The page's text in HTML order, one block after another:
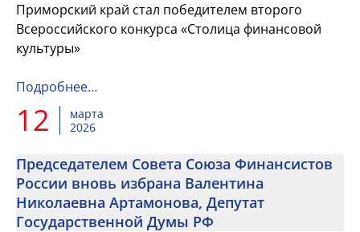
Приморский край стал победителем второго
Всероссийского конкурса «Столица финансовой
культуры»
Подробнее…
12
марта
2026
Председателем Совета Союза Финансистов
России вновь избрана Валентина
Николаевна Артамонова, Депутат
Государственной Думы РФ